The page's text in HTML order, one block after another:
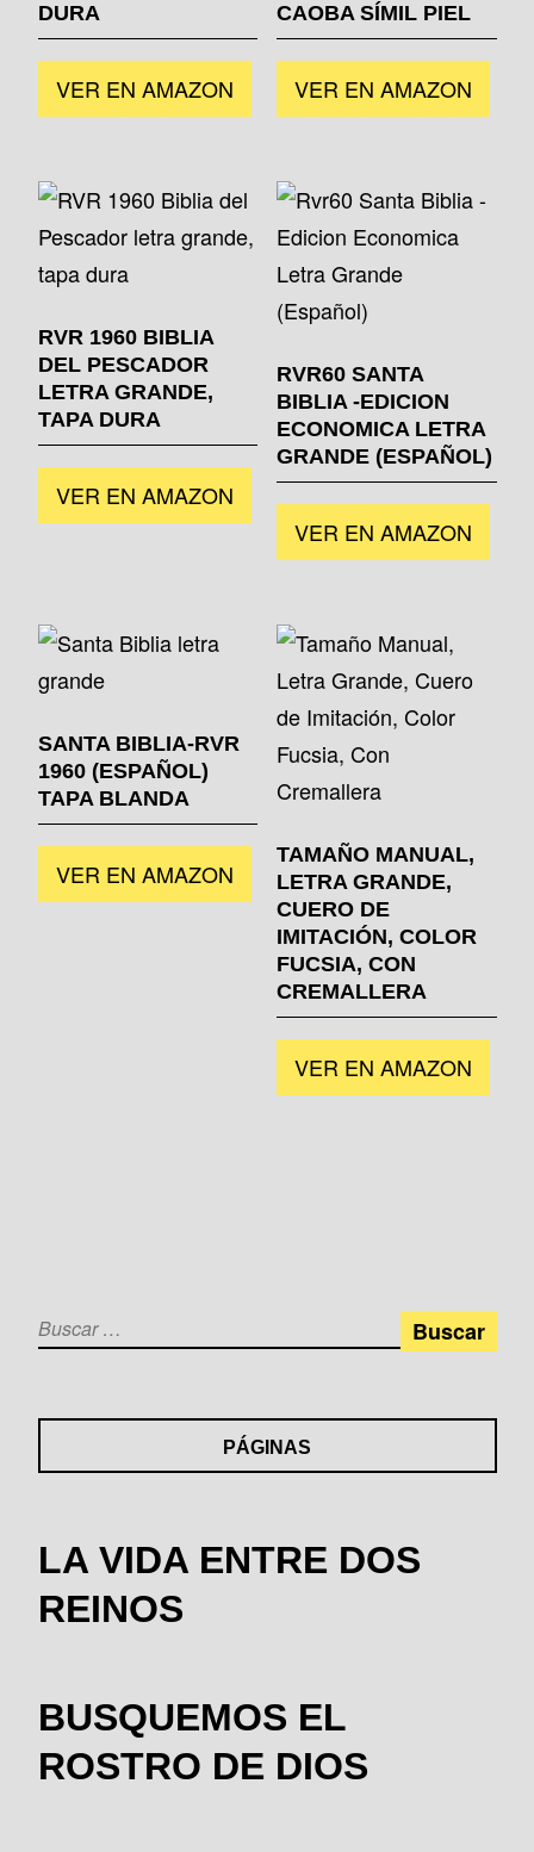
DURA
VER EN AMAZON
CAOBA SÍMIL PIEL
VER EN AMAZON
RVR 1960 BIBLIA
DEL PESCADOR
LETRA GRANDE,
TAPA DURA
VER EN AMAZON
RVR60 SANTA
BIBLIA -EDICION
ECONOMICA LETRA
GRANDE (ESPAÑOL)
VER EN AMAZON
SANTA BIBLIA-RVR
1960 (ESPAÑOL)
TAPA BLANDA
VER EN AMAZON
TAMAÑO MANUAL,
LETRA GRANDE,
CUERO DE
IMITACIÓN, COLOR
FUCSIA, CON
CREMALLERA
VER EN AMAZON
Buscar:
PÁGINAS
LA VIDA ENTRE DOS
REINOS
BUSQUEMOS EL
ROSTRO DE DIOS